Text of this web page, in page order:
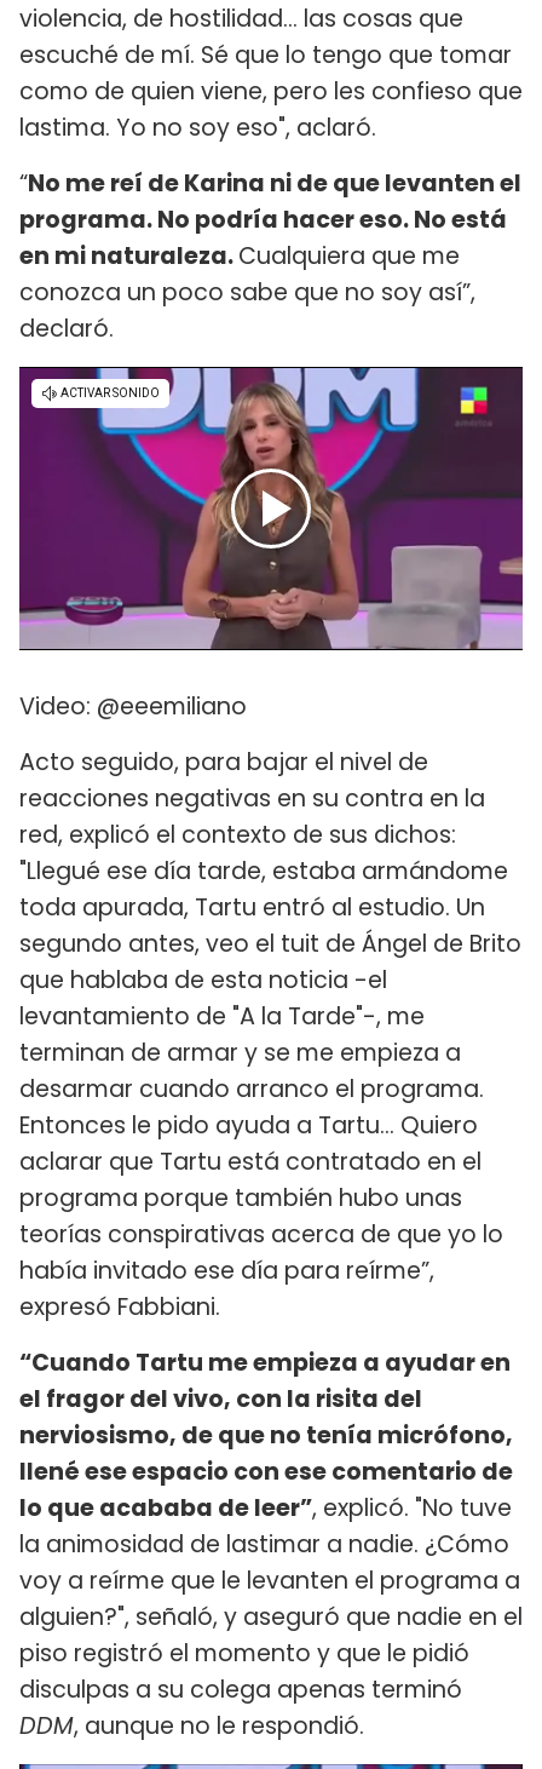
violencia, de hostilidad... las cosas que
escuché de mí. Sé que lo tengo que tomar
como de quien viene, pero les confieso que
lastima. Yo no soy eso", aclaró.
“No me reí de Karina ni de que levanten el
programa. No podría hacer eso. No está
en mi naturaleza.Cualquiera que me
conozca un poco sabe que no soy así”,
declaró.
Video: @eeemiliano
Acto seguido, para bajar el nivel de
reacciones negativas en su contra en la
red, explicó el contexto de sus dichos:
"Llegué ese día tarde, estaba armándome
toda apurada, Tartu entró al estudio. Un
segundo antes, veo el tuit de Ángel de Brito
que hablaba de esta noticia -el
levantamiento de "A la Tarde"-, me
terminan de armar y se me empieza a
desarmar cuando arranco el programa.
Entonces le pido ayuda a Tartu... Quiero
aclarar que Tartu está contratado en el
programa porque también hubo unas
teorías conspirativas acerca de que yo lo
había invitado ese día para reírme”,
expresó Fabbiani.
“Cuando Tartu me empieza a ayudar en
el fragor del vivo, con la risita del
nerviosismo, de que no tenía micrófono,
llené ese espacio con ese comentario de
lo que acababa de leer”, explicó. "No tuve
la animosidad de lastimar a nadie. ¿Cómo
voy a reírme que le levanten el programa a
alguien?", señaló, y aseguró que nadie en el
piso registró el momento y que le pidió
disculpas a su colega apenas terminó
DDM, aunque no le respondió.